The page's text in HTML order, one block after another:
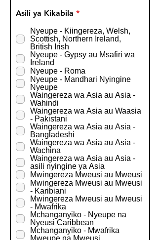
Asili ya Kikabila *R
q
u
i
r
e
d
Nyeupe - Kiingereza, Welsh,
Scottish, Northern Ireland,
British Irish
Nyeupe - Gypsy au Msafiri wa
Ireland
Nyeupe - Roma
Nyeupe - Mandhari Nyingine
Nyeupe
Waingereza wa Asia au Asia -
Wahindi
Waingereza wa Asia au Waasia
- Pakistani
Waingereza wa Asia au Asia -
Bangladeshi
Waingereza wa Asia au Asia -
Wachina
Waingereza wa Asia au Asia -
asili nyingine ya Asia
Mwingereza Mweusi au Mweusi
Mwingereza Mweusi au Mweusi
- Karibiani
Mwingereza Mweusi au Mweusi
- Mwafrika
Mchanganyiko - Nyeupe na
Nyeusi Caribbean
Mchanganyiko - Mwafrika
Mweupe na Mweusi